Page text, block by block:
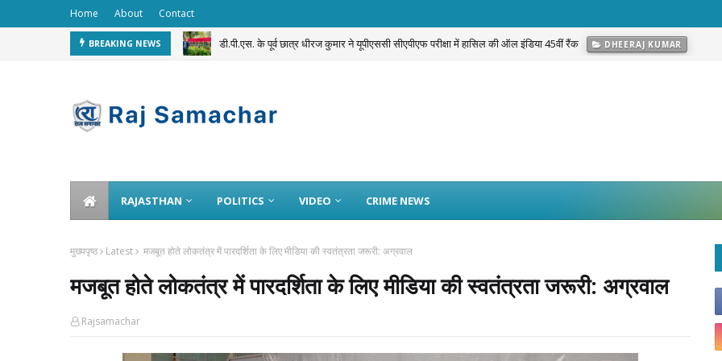
Home About Contact
BREAKING NEWS सवाई माधोपुर पुलिस का अनूठा ‘Drug Warrior Campaign’: नफरत नहीं, Love और अपनत्व से नशे के खिलाफ सामाजिक मुहिम
RAJASTHAN POLITICS VIDEO CRIME NEWS
मुख्यपृष्ठ Latest मजबूत होते लोकतंत्र में पारदर्शिता के लिए मीडिया की स्वतंत्रता जरूरी: अग्रवाल
मजबूत होते लोकतंत्र में पारदर्शिता के लिए मीडिया की स्वतंत्रता जरूरी: अग्रवाल
Rajsamachar